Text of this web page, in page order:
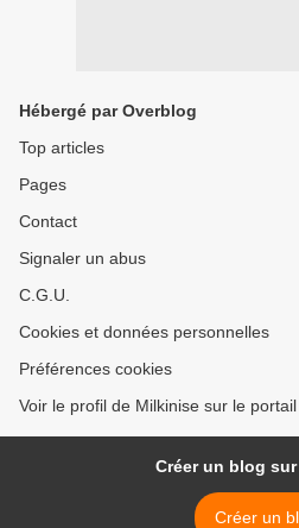
Hébergé par Overblog
Top articles
Pages
Contact
Signaler un abus
C.G.U.
Cookies et données personnelles
Préférences cookies
Voir le profil de Milkinise sur le
Créer un blog
Créer un